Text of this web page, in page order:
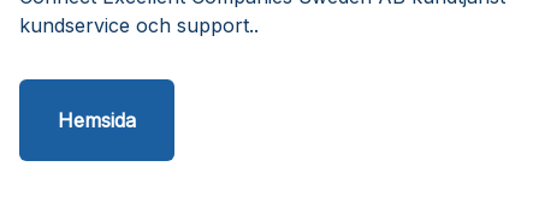
kundservice och support..
Hemsida